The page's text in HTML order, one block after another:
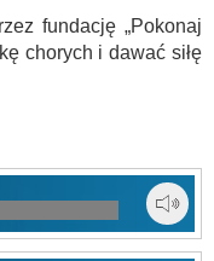
fundację „Pokonaj
chorych i dawać siłę